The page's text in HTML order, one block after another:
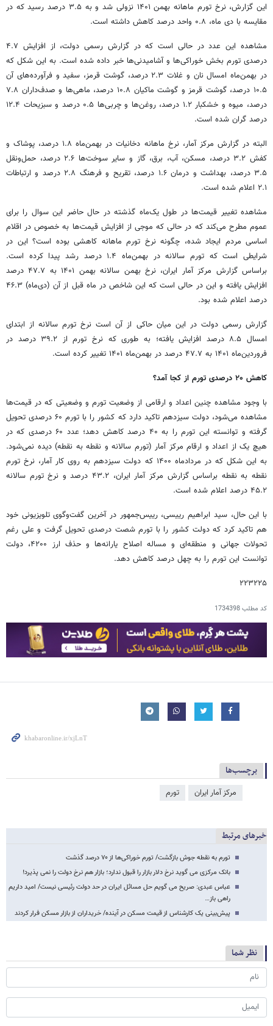
این گزارش، نرخ تورم ماهانه بهمن ۱۴۰۱ نزولی شد و به ۳.۵ درصد رسید که در
مقایسه با دی ماه، ۰.۸ واحد درصد کاهش داشته است.
مشاهده این عدد در حالی است که در گزارش رسمی دولت، از افزایش ۴.۷
درصدی تورم بخش خوراکی‌ها و آشامیدنی‌ها خبر داده شده است. به این شکل که
در بهمن‌ماه امسال نان و غلات ۲.۳ درصد، گوشت قرمز، سفید و فرآورده‌های آن
۱۰.۵ درصد، گوشت قرمز و گوشت ماکیان ۱۰.۸ درصد، ماهی‌ها و صدف‌داران ۷.۸
درصد، میوه و خشکبار ۱.۲ درصد، روغن‌ها و چربی‌ها ۰.۵ درصد و سبزیحات ۱۲.۴
درصد گران شده است.
البته در گزارش مرکز آمار، نرخ ماهانه دخانیات در بهمن‌ماه ۱.۸ درصد، پوشاک و
کفش ۳.۲ درصد، مسکن، آب، برق، گاز و سایر سوخت‌ها ۲.۶ درصد، حمل‌ونقل
۳.۵ درصد، بهداشت و درمان ۱.۶ درصد، تقریح و فرهنگ ۲.۸ درصد و ارتباطات
۲.۱ اعلام شده است.
مشاهده تغییر قیمت‌ها در طول یک‌ماه گذشته در حال حاضر این سوال را برای
عموم مطرح می‌کند که در حالی که موجی از افزایش قیمت‌ها به خصوص در اقلام
اساسی مردم ایجاد شده، چگونه نرخ تورم ماهانه کاهشی بوده است؟ این در
شرایطی است که تورم سالانه در بهمن‌ماه ۱.۴ درصد رشد پیدا کرده است.
براساس گزارش مرکز آمار ایران، نرخ بهمن سالانه بهمن ۱۴۰۱ به ۴۷.۷ درصد
افزایش یافته و این در حالی است که این شاخص در ماه قبل از آن (دی‌ماه) ۴۶.۳
درصد اعلام شده بود.
گزارش رسمی دولت در این میان حاکی از آن است نرخ تورم سالانه از ابتدای
امسال ۸.۵ درصد افزایش یافته؛ به طوری که نرخ تورم از ۳۹.۲ درصد در
فروردین‌ماه ۱۴۰۱ به ۴۷.۷ درصد در بهمن‌ماه ۱۴۰۱ تغییر کرده است.
کاهش ۲۰ درصدی تورم از کجا آمد؟
با وجود مشاهده چنین اعداد و ارقامی از وضعیت تورم و وضعیتی که در قیمت‌ها
مشاهده می‌شود، دولت سیزدهم تاکید دارد که کشور را با تورم ۶۰ درصدی تحویل
گرفته و توانسته این تورم را به ۴۰ درصد کاهش دهد؛ عدد ۶۰ درصدی که در
هیچ یک از اعداد و ارقام مرکز آمار (تورم سالانه و نقطه به نقطه) دیده نمی‌شود.
به این شکل که در مردادماه ۱۴۰۰ که دولت سیزدهم به روی کار آمار، نرخ تورم
نقطه به نقطه براساس گزارش مرکز آمار ایران، ۴۳.۲ درصد و نرخ تورم سالانه
۴۵.۲ درصد اعلام شده است.
با این حال، سید ابراهیم رییسی، رییس‌جمهور در آخرین گفت‌وگوی تلویزیونی خود
هم تاکید کرد که دولت کشور را با تورم شصت درصدی تحویل گرفت و علی رغم
تحولات جهانی و منطقه‌ای و مساله اصلاح یارانه‌ها و حذف ارز ۴۲۰۰، دولت
توانست این تورم را به چهل درصد کاهش دهد.
۲۲۳۲۲۵
کد مطلب1734398
برچسب‌ها
مرکز آمار ایران تورم
خبرهای مرتبط
تورم به نقطه جوش بازگشت/ تورم خوراکی‌ها از ۷۰ درصد گذشت
بانک مرکزی می گوید نرخ دلار بازار را قبول ندارد؛ بازار هم نرخ دولت را نمی پذیرد!
عباس عبدی: صریح می گویم حل مسائل ایران در حد دولت رئیسی نیست/ امید داریم
راهی باز…
پیش‌بینی یک کارشناس از قیمت مسکن در آینده/ خریداران از بازار مسکن فرار کردند
نظر شما